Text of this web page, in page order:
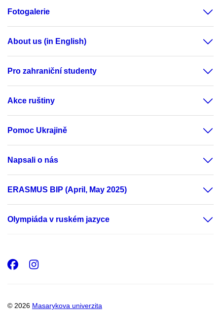
Fotogalerie
About us (in English)
Pro zahraniční studenty
Akce ruštiny
Pomoc Ukrajině
Napsali o nás
ERASMUS BIP (April, May 2025)
Olympiáda v ruském jazyce
© 2026 Masarykova univerzita
Facebook
Instagram